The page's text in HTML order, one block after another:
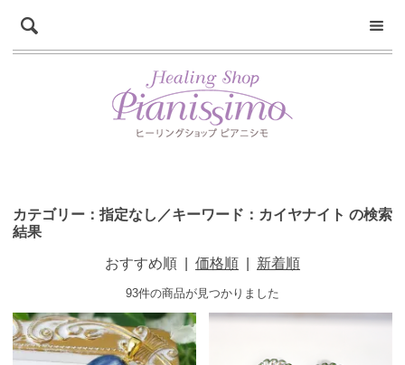
カテゴリー：指定なし／キーワード：カイヤナイト の検索
結果
おすすめ順 価格順 新着順
93件の商品が見つかりました